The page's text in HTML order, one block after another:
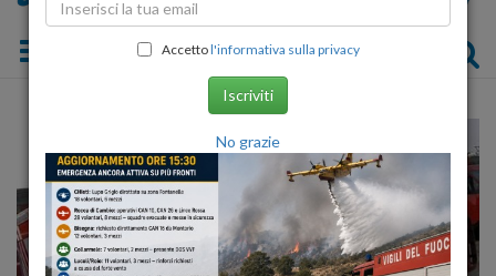
Toggle navigation
Accettol'informativa sulla privacy
Iscriviti
No grazie